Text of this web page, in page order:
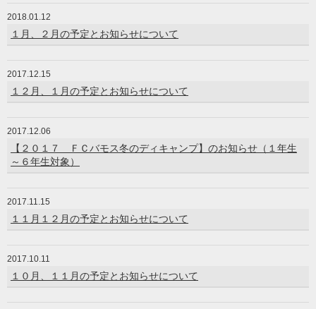
2018.01.12
１月、２月の予定とお知らせについて
2017.12.15
１２月、１月の予定とお知らせについて
2017.12.06
【２０１７ ＦＣバモス冬のディキャンプ】のお知らせ（１年生
～６年生対象）
2017.11.15
１１月１２月の予定とお知らせについて
2017.10.11
１０月、１１月の予定とお知らせについて